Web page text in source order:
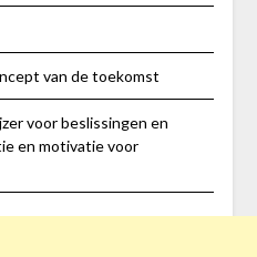
van de toekomst
voor beslissingen en
en motivatie voor